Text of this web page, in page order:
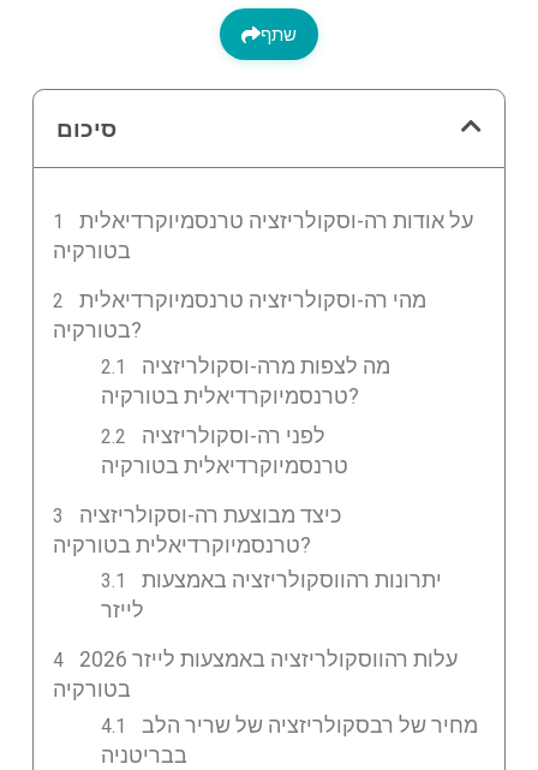
שתף
סיכום
על אודות רה-וסקולריזציה טרנסמיוקרדיאלית
בטורקיה
מהי רה-וסקולריזציה טרנסמיוקרדיאלית
בטורקיה?
מה לצפות מרה-וסקולריזציה
טרנסמיוקרדיאלית בטורקיה?
לפני רה-וסקולריזציה
טרנסמיוקרדיאלית בטורקיה
כיצד מבוצעת רה-וסקולריזציה
טרנסמיוקרדיאלית בטורקיה?
יתרונות רהווסקולריזציה באמצעות
לייזר
2026 עלות רהווסקולריזציה באמצעות לייזר
בטורקיה
מחיר של רבסקולריזציה של שריר הלב
בבריטניה